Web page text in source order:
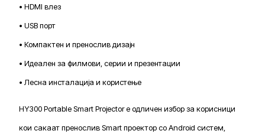
• HDMI влез
• USB порт
• Компактен и пренослив дизајн
• Идеален за филмови, серии и презентации
• Лесна инсталација и користење
HY300 Portable Smart Projector е одличен избор за корисници
кои сакаат пренослив Smart проектор со Android систем,